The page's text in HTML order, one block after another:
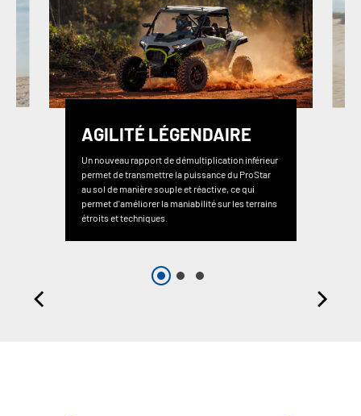
AGILITÉ LÉGENDAIRE
Un nouveau rapport de démultiplication inférieur
permet de transmettre la puissance du ProStar
au sol de manière souple et réactive, ce qui
permet d'améliorer la maniabilité sur les terrains
étroits et techniques.